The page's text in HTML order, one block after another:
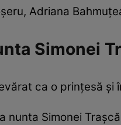
Adriana
Simonei
ca o prințesă și
nunta Simonei